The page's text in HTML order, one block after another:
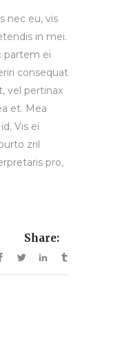
nec eu, vis
in mei.
partem ei
consequat
vel pertinax
et. Mea
Vis ei
zril
pro,
Share: